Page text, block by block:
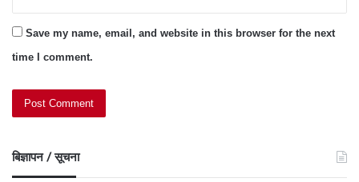
Save my name, email, and website in this browser for the next
time I comment.
बिज्ञापन / सूचना